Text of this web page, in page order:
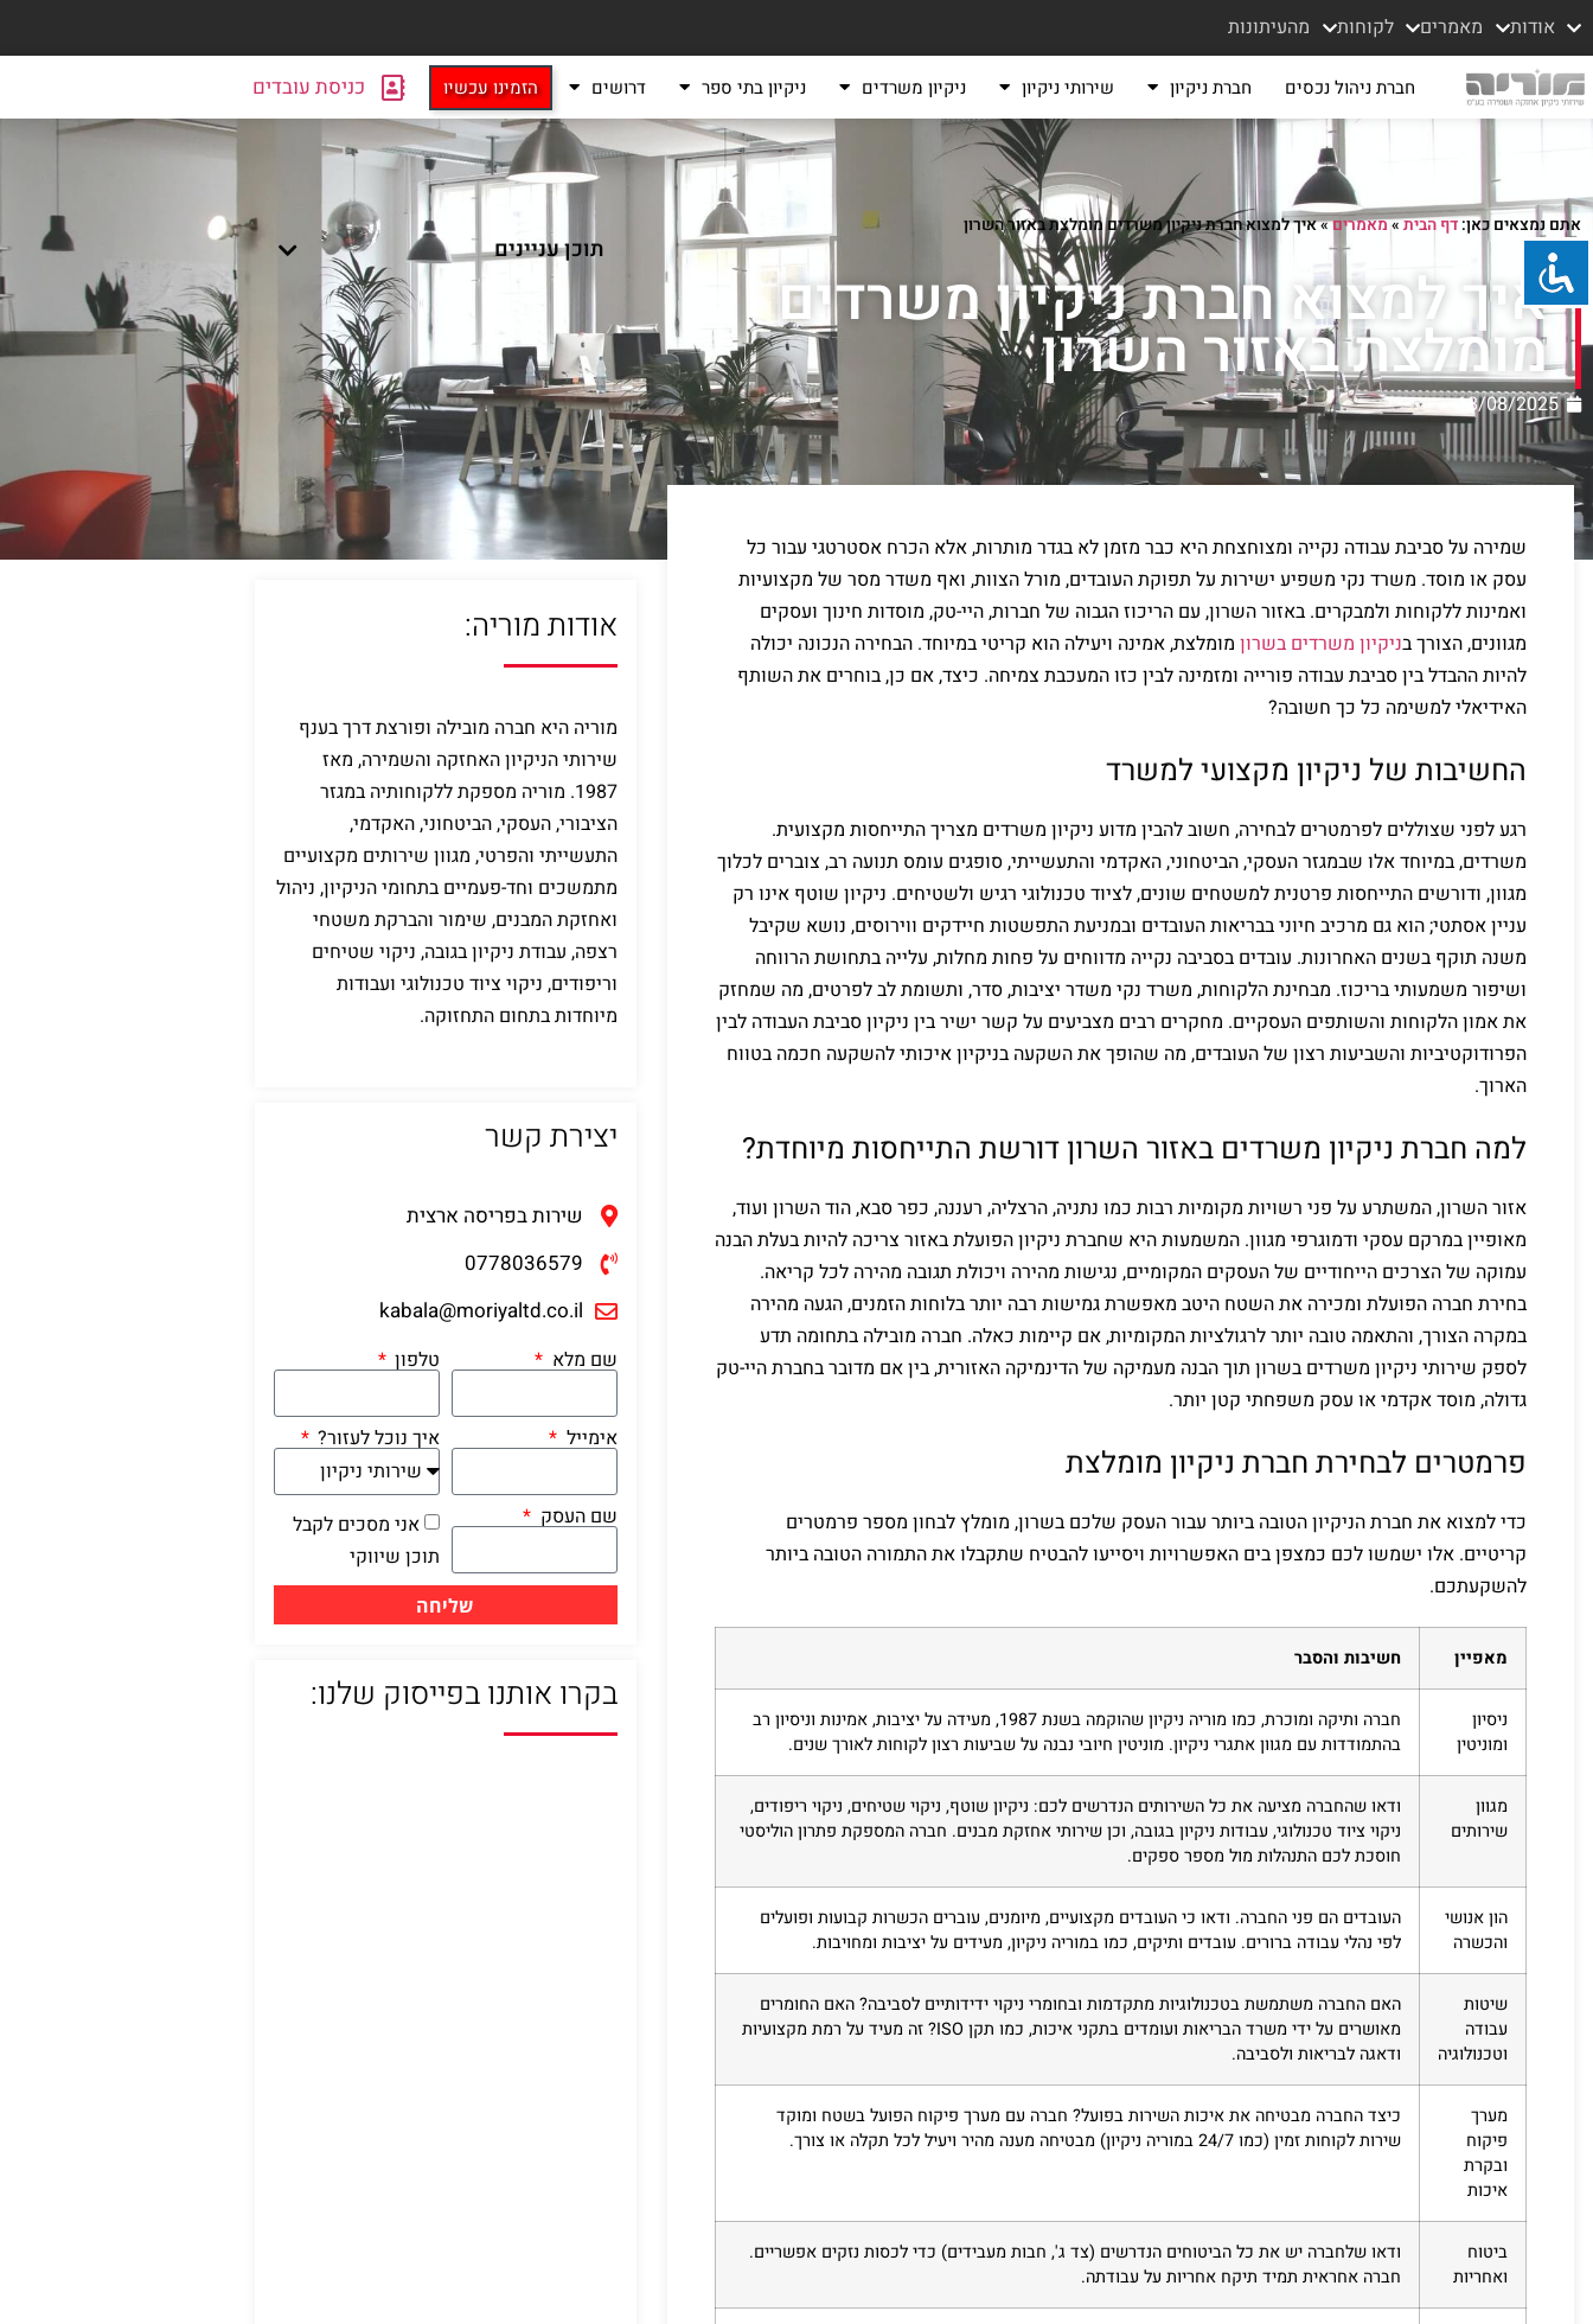
אודות מאמרים לקוחות מהעיתונות
חברת ניהול נכסים חברת ניקיון שירותי ניקיון ניקיון משרדים ניקיון בתי ספר דרושים הזמינו עכשיו כניסת עובדים
אתם נמצאים כאן: דף הבית»מאמרים»איך למצוא חברת ניקיון משרדים מומלצת באזור השרון
איך למצוא חברת ניקיון משרדים
מומלצת באזור השרון
18/08/2025
תוכן עניינים
שמירה על סביבת עבודה נקייה ומצוחצחת היא כבר מזמן לא בגדר מותרות, אלא הכרח אסטרטגי עבור כל
עסק או מוסד. משרד נקי משפיע ישירות על תפוקת העובדים, מורל הצוות, ואף משדר מסר של מקצועיות
ואמינות ללקוחות ולמבקרים. באזור השרון, עם הריכוז הגבוה של חברות, היי-טק, מוסדות חינוך ועסקים
מגוונים, הצורך בניקיון משרדים בשרוןמומלצת, אמינה ויעילה הוא קריטי במיוחד. הבחירה הנכונה יכולה
להיות ההבדל בין סביבת עבודה פורייה ומזמינה לבין כזו המעכבת צמיחה. כיצד, אם כן, בוחרים את השותף
האידיאלי למשימה כל כך חשובה?
החשיבות של ניקיון מקצועי למשרד
רגע לפני שצוללים לפרמטרים לבחירה, חשוב להבין מדוע ניקיון משרדים מצריך התייחסות מקצועית.
משרדים, במיוחד אלו שבמגזר העסקי, הביטחוני, האקדמי והתעשייתי, סופגים עומס תנועה רב, צוברים לכלוך
מגוון, ודורשים התייחסות פרטנית למשטחים שונים, לציוד טכנולוגי רגיש ולשטיחים. ניקיון שוטף אינו רק
עניין אסתטי; הוא גם מרכיב חיוני בבריאות העובדים ובמניעת התפשטות חיידקים ווירוסים, נושא שקיבל
משנה תוקף בשנים האחרונות. עובדים בסביבה נקייה מדווחים על פחות מחלות, עלייה בתחושת הרווחה
ושיפור משמעותי בריכוז. מבחינת הלקוחות, משרד נקי משדר יציבות, סדר, ותשומת לב לפרטים, מה שמחזק
את אמון הלקוחות והשותפים העסקיים. מחקרים רבים מצביעים על קשר ישיר בין ניקיון סביבת העבודה לבין
הפרודוקטיביות והשביעות רצון של העובדים, מה שהופך את השקעה בניקיון איכותי להשקעה חכמה בטווח
הארוך.
למה חברת ניקיון משרדים באזור השרון דורשת התייחסות מיוחדת?
אזור השרון, המשתרע על פני רשויות מקומיות רבות כמו נתניה, הרצליה, רעננה, כפר סבא, הוד השרון ועוד,
מאופיין במרקם עסקי ודמוגרפי מגוון. המשמעות היא שחברת ניקיון הפועלת באזור צריכה להיות בעלת הבנה
עמוקה של הצרכים הייחודיים של העסקים המקומיים, נגישות מהירה ויכולת תגובה מהירה לכל קריאה.
בחירת חברה הפועלת ומכירה את השטח היטב מאפשרת גמישות רבה יותר בלוחות הזמנים, הגעה מהירה
במקרה הצורך, והתאמה טובה יותר לרגולציות המקומיות, אם קיימות כאלה. חברה מובילה בתחומה תדע
לספק שירותי ניקיון משרדים בשרון תוך הבנה מעמיקה של הדינמיקה האזורית, בין אם מדובר בחברת היי-טק
גדולה, מוסד אקדמי או עסק משפחתי קטן יותר.
פרמטרים לבחירת חברת ניקיון מומלצת
כדי למצוא את חברת הניקיון הטובה ביותר עבור העסק שלכם בשרון, מומלץ לבחון מספר פרמטרים
קריטיים. אלו ישמשו לכם כמצפן בים האפשרויות ויסייעו להבטיח שתקבלו את התמורה הטובה ביותר
להשקעתכם.
מאפיין חשיבות והסבר
ניסיון
ומוניטין
חברה ותיקה ומוכרת, כמו מוריה ניקיון שהוקמה בשנת 1987, מעידה על יציבות, אמינות וניסיון רב
בהתמודדות עם מגוון אתגרי ניקיון. מוניטין חיובי נבנה על שביעות רצון לקוחות לאורך שנים.
מגוון
שירותים
ודאו שהחברה מציעה את כל השירותים הנדרשים לכם: ניקיון שוטף, ניקוי שטיחים, ניקוי ריפודים,
ניקוי ציוד טכנולוגי, עבודות ניקיון בגובה, וכן שירותי אחזקת מבנים. חברה המספקת פתרון הוליסטי
חוסכת לכם התנהלות מול מספר ספקים.
הון אנושי
והכשרה
העובדים הם פני החברה. ודאו כי העובדים מקצועיים, מיומנים, עוברים הכשרות קבועות ופועלים
לפי נהלי עבודה ברורים. עובדים ותיקים, כמו במוריה ניקיון, מעידים על יציבות ומחויבות.
שיטות
עבודה
וטכנולוגיה
האם החברה משתמשת בטכנולוגיות מתקדמות ובחומרי ניקוי ידידותיים לסביבה? האם החומרים
מאושרים על ידי משרד הבריאות ועומדים בתקני איכות, כמו תקן ISO? זה מעיד על רמת מקצועיות
ודאגה לבריאות ולסביבה.
מערך
פיקוח
ובקרת
איכות
כיצד החברה מבטיחה את איכות השירות בפועל? חברה עם מערך פיקוח הפועל בשטח ומוקד
שירות לקוחות זמין (כמו 24/7 במוריה ניקיון) מבטיחה מענה מהיר ויעיל לכל תקלה או צורך.
ביטוח
ואחריות
ודאו שלחברה יש את כל הביטוחים הנדרשים (צד ג', חבות מעבידים) כדי לכסות נזקים אפשריים.
חברה אחראית תמיד תיקח אחריות על עבודתה.
אודות מוריה:
מוריה היא חברה מובילה ופורצת דרך בענף
שירותי הניקיון האחזקה והשמירה, מאז
1987. מוריה מספקת ללקוחותיה במגזר
הציבורי, העסקי, הביטחוני, האקדמי,
התעשייתי והפרטי, מגוון שירותים מקצועיים
מתמשכים וחד-פעמיים בתחומי הניקיון, ניהול
ואחזקת המבנים, שימור והברקת משטחי
רצפה, עבודת ניקיון בגובה, ניקוי שטיחים
וריפודים, ניקוי ציוד טכנולוגי ועבודות
מיוחדות בתחום התחזוקה.
יצירת קשר
שירות בפריסה ארצית
0778036579
kabala@moriyaltd.co.il
שם מלא טלפון
אימייל איך נוכל לעזור?
שם העסק
אני מסכים לקבל
תוכן שיווקי
שליחה
בקרו אותנו בפייסוק שלנו: